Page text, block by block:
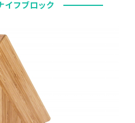
イフブロック